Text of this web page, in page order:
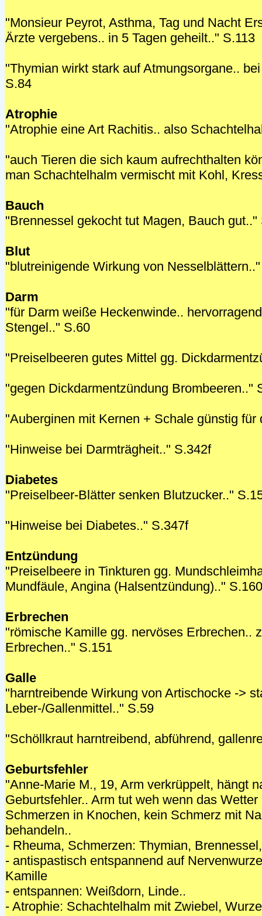
"Monsieur Peyrot, Asthma, Tag und Nacht
Ärzte vergebens.. in 5 Tagen geheilt.." S.113
"Thymian wirkt stark auf Atmungsorgane..
S.84
Atrophie
"Atrophie eine Art Rachitis.. also
"auch Tieren die sich kaum aufrechthalten
man Schachtelhalm vermischt mit Kohl,
Bauch
"Brennessel gekocht tut Magen, Bauch gut.."
Blut
"blutreinigende Wirkung von
Darm
"für Darm weiße Heckenwinde..
Stengel.." S.60
"Preiselbeeren gutes Mittel gg.
"gegen Dickdarmentzündung Brombeeren.."
"Auberginen mit Kernen + Schale günstig für
"Hinweise bei Darmträgheit.." S.342f
Diabetes
"Preiselbeer-Blätter senken Blutzucker.."
"Hinweise bei Diabetes.." S.347f
Entzündung
"Preiselbeere in Tinkturen gg.
Mundfäule, Angina (Halsentzündung).." S.160
Erbrechen
"römische Kamille gg. nervöses Erbrechen..
Erbrechen.." S.151
Galle
"harntreibende Wirkung von Artischocke ->
Leber-/Gallenmittel.." S.59
"Schöllkraut harntreibend, abführend,
Geburtsfehler
"Anne-Marie M., 19, Arm verkrüppelt, hängt
Geburtsfehler.. Arm tut weh wenn das
Schmerzen in Knochen, kein Schmerz mit
behandeln..
- Rheuma, Schmerzen: Thymian,
- antispastisch entspannend auf
Kamille
- entspannen: Weißdorn, Linde..
- Atrophie: Schachtelhalm mit Zwiebel,